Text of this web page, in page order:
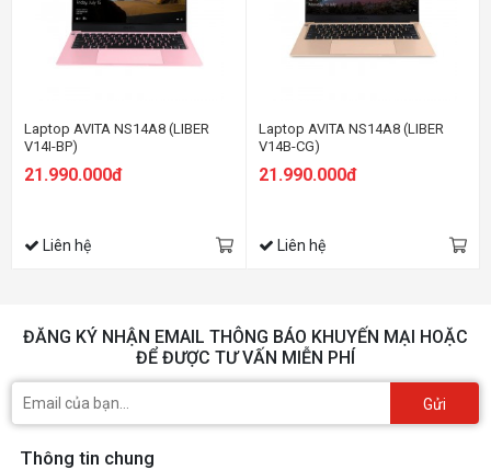
Laptop AVITA NS14A8 (LIBER
V14I-BP)
21.990.000đ
Liên hệ
Laptop AVITA NS14A8 (LIBER
V14B-CG)
21.990.000đ
Liên hệ
ĐĂNG KÝ NHẬN EMAIL THÔNG BÁO KHUYẾN MẠI HOẶC
ĐỂ ĐƯỢC TƯ VẤN MIỄN PHÍ
Gửi
Thông tin chung